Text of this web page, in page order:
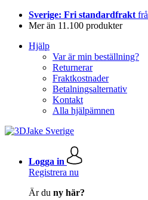
Sverige: Fri standardfrakt
Mer än 11.100 produkter
Hjälp
Var är min beställning?
Returnerar
Fraktkostnader
Betalningsalternativ
Kontakt
Alla hjälpämnen
Logga in
Registrera nu
Är du ny här?